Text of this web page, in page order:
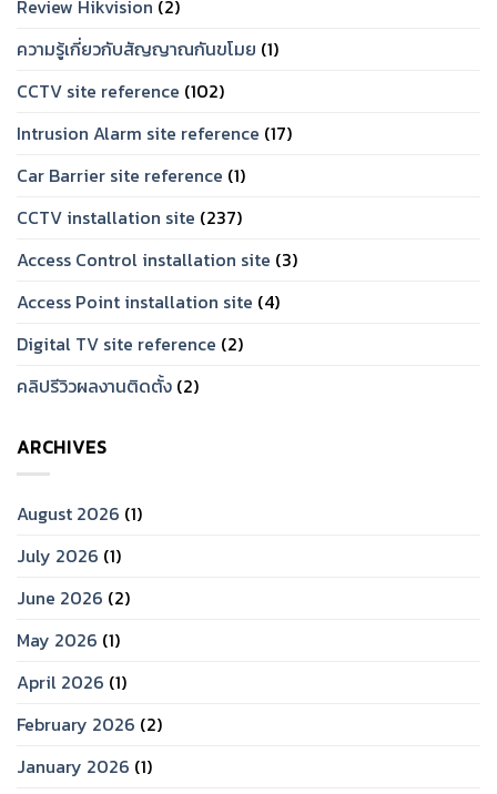
Review Hikvision (2)
ความรู้เกี่ยวกับสัญญาณกันขโมย (1)
CCTV site reference (102)
Intrusion Alarm site reference (17)
Car Barrier site reference (1)
CCTV installation site (237)
Access Control installation site (3)
Access Point installation site (4)
Digital TV site reference (2)
คลิปรีวิวผลงานติดตั้ง (2)
ARCHIVES
August 2026 (1)
July 2026 (1)
June 2026 (2)
May 2026 (1)
April 2026 (1)
February 2026 (2)
January 2026 (1)